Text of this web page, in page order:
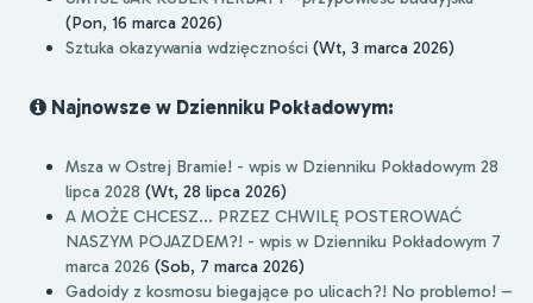
(Pon, 16 marca 2026)
Sztuka okazywania wdzięczności (Wt, 3 marca 2026)
Najnowsze w Dzienniku Pokładowym:
Msza w Ostrej Bramie! - wpis w Dzienniku Pokładowym 28
lipca 2028 (Wt, 28 lipca 2026)
A MOŻE CHCESZ... PRZEZ CHWILĘ POSTEROWAĆ
NASZYM POJAZDEM?! - wpis w Dzienniku Pokładowym 7
marca 2026 (Sob, 7 marca 2026)
Gadoidy z kosmosu biegające po ulicach?! No problemo! –